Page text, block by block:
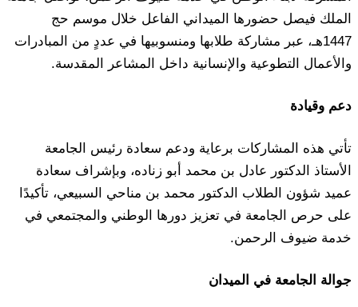
الملك فيصل حضورها الميداني الفاعل خلال موسم حج
1447هـ، عبر مشاركة طلابها ومنسوبيها في عددٍ من المبادرات
والأعمال التطوعية والإنسانية داخل المشاعر المقدسة.
دعم وقيادة
تأتي هذه المشاركات برعاية ودعم سعادة رئيس الجامعة
الأستاذ الدكتور عادل بن محمد أبو زناده، وبإشراف سعادة
عميد شؤون الطلاب الدكتور محمد بن مناحي السبيعي، تأكيدًا
على حرص الجامعة في تعزيز دورها الوطني والمجتمعي في
خدمة ضيوف الرحمن.
جوالة الجامعة في الميدان